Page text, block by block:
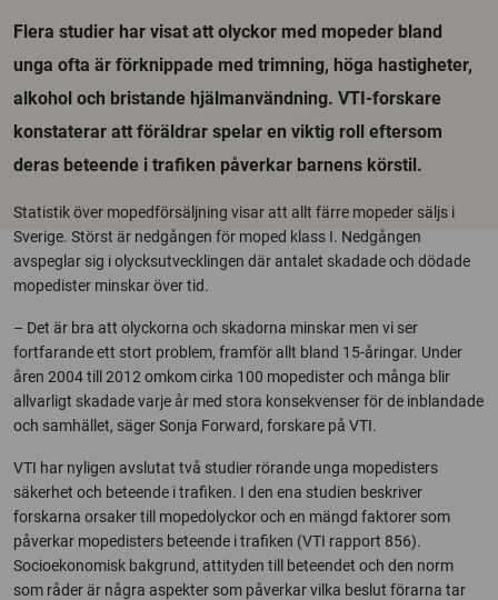
​Flera studier har visat att olyckor med mopeder bland
unga ofta är förknippade med trimning, höga hastigheter,
alkohol och bristande hjälmanvändning. VTI-forskare
konstaterar att föräldrar spelar en viktig roll eftersom
deras beteende i trafiken påverkar barnens körstil.
Statistik över mopedförsäljning visar att allt färre mopeder säljs i
Sverige. Störst är nedgången för moped klass I. Nedgången
avspeglar sig i olycksutvecklingen där antalet skadade och dödade
mopedister minskar över tid.
– Det är bra att olyckorna och skadorna minskar men vi ser
fortfarande ett stort problem, framför allt bland 15-åringar. Under
åren 2004 till 2012 omkom cirka 100 mopedister och många blir
allvarligt skadade varje år med stora konsekvenser för de inblandade
och samhället, säger Sonja Forward, forskare på VTI.
VTI har nyligen avslutat två studier rörande unga mopedisters
säkerhet och beteende i trafiken. I den ena studien beskriver
forskarna orsaker till mopedolyckor och en mängd faktorer som
påverkar mopedisters beteende i trafiken (VTI rapport 856).
Socioekonomisk bakgrund, attityden till beteendet och den norm
som råder är några aspekter som påverkar vilka beslut förarna tar